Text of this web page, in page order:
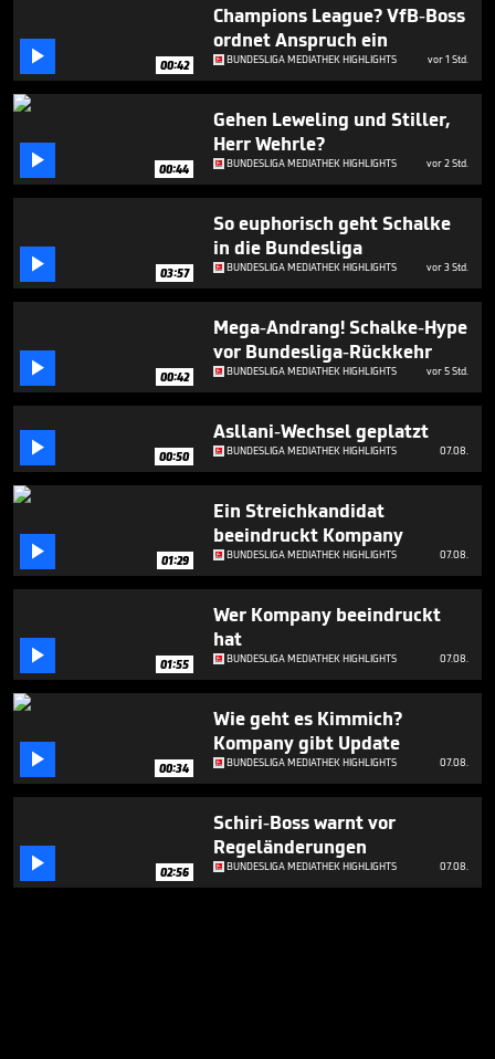
seconds
 00:42
Champions League? VfB-Boss
ordnet Anspruch ein
BUNDESLIGA MEDIATHEK HIGHLIGHTS vor 1 Std.
 00:44
Gehen Leweling und Stiller,
Herr Wehrle?
BUNDESLIGA MEDIATHEK HIGHLIGHTS vor 2 Std.
 03:57
So euphorisch geht Schalke
in die Bundesliga
BUNDESLIGA MEDIATHEK HIGHLIGHTS vor 3 Std.
 00:42
Mega-Andrang! Schalke-Hype
vor Bundesliga-Rückkehr
BUNDESLIGA MEDIATHEK HIGHLIGHTS vor 5 Std.
 00:50
Asllani-Wechsel geplatzt
BUNDESLIGA MEDIATHEK HIGHLIGHTS 07.08.
 01:29
Ein Streichkandidat
beeindruckt Kompany
BUNDESLIGA MEDIATHEK HIGHLIGHTS 07.08.
 01:55
Wer Kompany beeindruckt
hat
BUNDESLIGA MEDIATHEK HIGHLIGHTS 07.08.
 00:34
Wie geht es Kimmich?
Kompany gibt Update
BUNDESLIGA MEDIATHEK HIGHLIGHTS 07.08.
 02:56
Schiri-Boss warnt vor
Regeländerungen
BUNDESLIGA MEDIATHEK HIGHLIGHTS 07.08.